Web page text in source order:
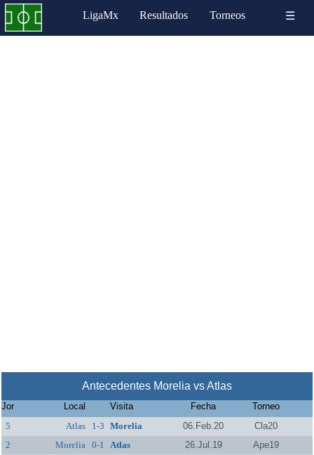
LigaMx Resultados Torneos ☰
Antecedentes Morelia vs Atlas
Jor Local Visita Fecha
Torneo
5
Atlas 1-3 Morelia 06.Feb.20
Cla20
2
Morelia 0-1 Atlas 26.Jul.19
Ape19